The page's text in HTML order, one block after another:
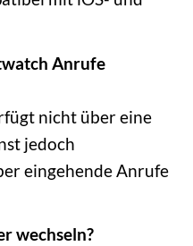
Anrufe
nicht über eine
jedoch
eingehende Anrufe
wechseln?